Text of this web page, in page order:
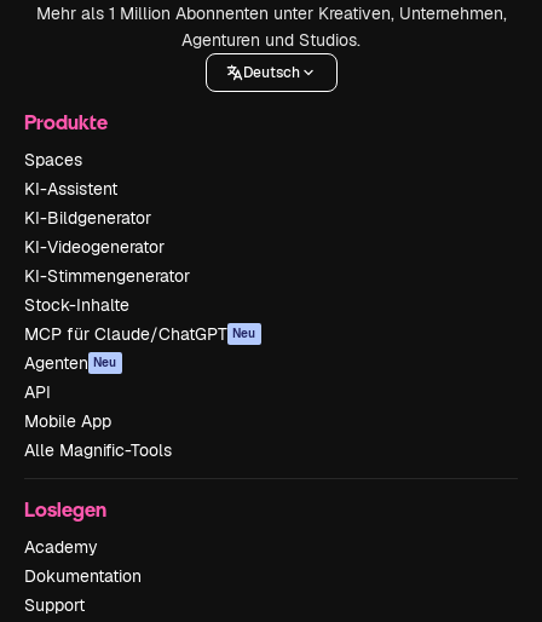
Mehr als 1 Million Abonnenten unter Kreativen, Unternehmen,
Agenturen und Studios.
Deutsch
Produkte
Spaces
KI-Assistent
KI-Bildgenerator
KI-Videogenerator
KI-Stimmengenerator
Stock-Inhalte
MCP für Claude/ChatGPT Neu
Agenten Neu
API
Mobile App
Alle Magnific-Tools
Loslegen
Academy
Dokumentation
Support